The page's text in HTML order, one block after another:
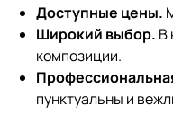
Доступные цены.
Широкий выбор. В
композиции.
пунктуальны и